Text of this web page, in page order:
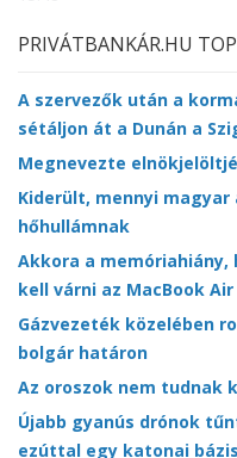
PRIVÁTBANKÁR.HU TOP
A szervezők után a
sétáljon át a Dunán a
Megnevezte
Kiderült, mennyi
hőhullámnak
Akkora a
kell várni az MacBook
Gázvezeték közelében
bolgár határon
Az oroszok nem tudnak
Újabb gyanús drónok
ezúttal egy katonai